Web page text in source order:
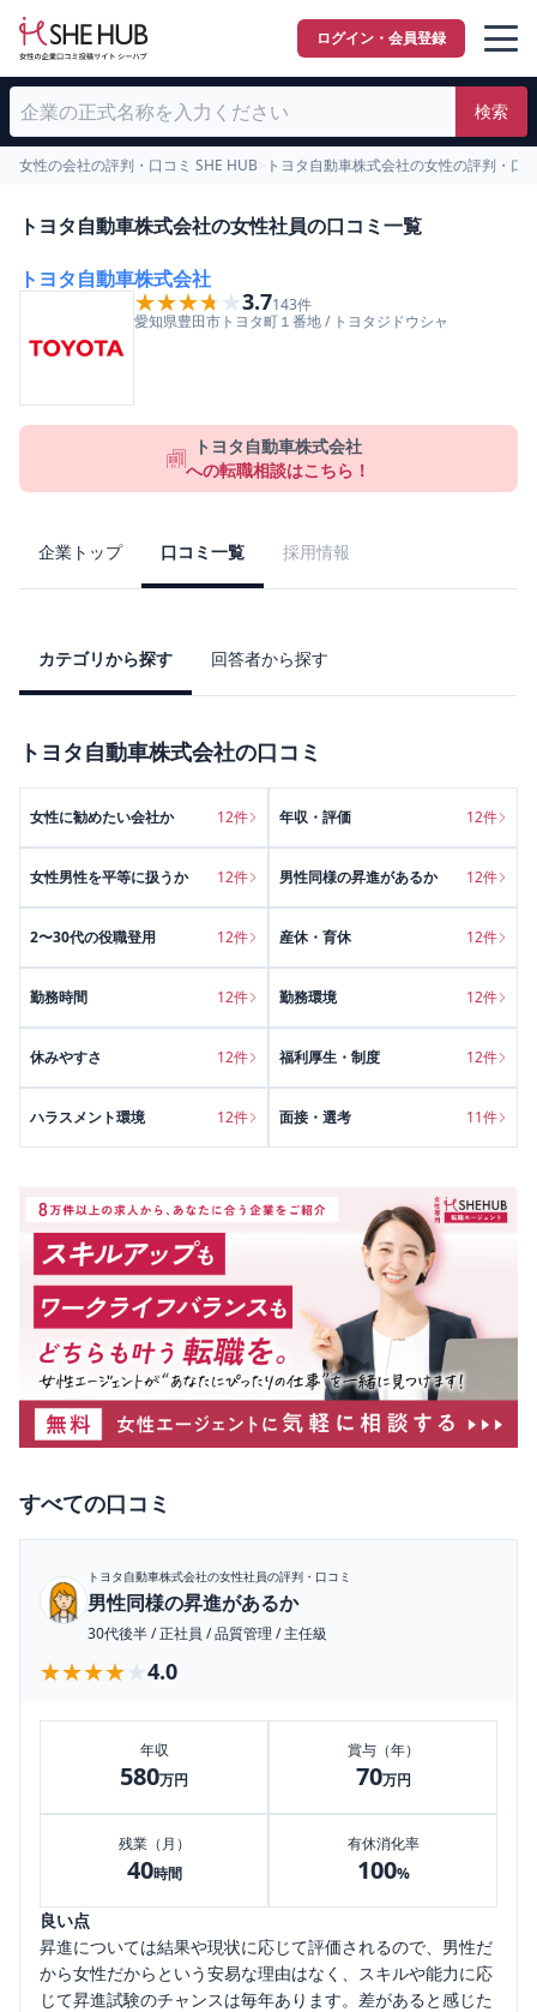
ログイン・会員登録
検索
女性の会社の評判・口コミ SHE HUB トヨタ自動車株式会社の女性の評判・口
トヨタ自動車株式会社の女性社員の口コミ一覧
トヨタ自動車株式会社
★★★★★
★★★★★3.7143件
愛知県豊田市 トヨタ町１番地/ トヨタジドウシャ
トヨタ自動車株式会社
への転職相談はこちら！
企業トップ 口コミ一覧 採用情報
カテゴリから探す 回答者から探す
トヨタ自動車株式会社の口コミ
女性に勧めたい会社か 12件 年収・評価 12件
女性男性を平等に扱うか 12件 男性同様の昇進があるか 12件
2〜30代の役職登用 12件 産休・育休 12件
勤務時間 12件 勤務環境 12件
休みやすさ 12件 福利厚生・制度 12件
ハラスメント環境 12件 面接・選考 11件
すべての口コミ
トヨタ自動車株式会社の女性社員の評判・口コミ
男性同様の昇進があるか
30代後半/正社員 /品質管理 /主任級
★★★★★
★★★★★ 4.0
年収
580万円
賞与（年）
70万円
残業（月）
40時間
有休消化率
100%
良い点
昇進については結果や現状に応じて評価されるので、男性だ
から女性だからという安易な理由はなく、スキルや能力に応
じて昇進試験のチャンスは毎年あります。差があると感じた